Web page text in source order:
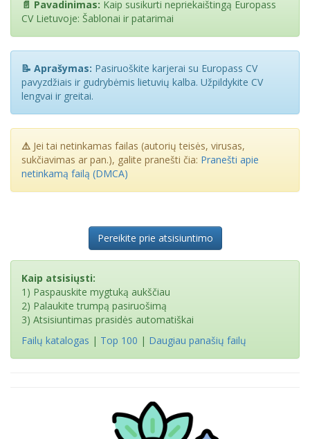
📄 Pavadinimas: Kaip susikurti nepriekaištingą Europass
CV Lietuvoje: Šablonai ir patarimai
📝 Aprašymas: Pasiruoškite karjerai su Europass CV
pavyzdžiais ir gudrybėmis lietuvių kalba. Užpildykite CV
lengvai ir greitai.
⚠️ Jei tai netinkamas failas (autorių teisės, virusas,
sukčiavimas ar pan.), galite pranešti čia: Pranešti apie
netinkamą failą (DMCA)
Pereikite prie atsisiuntimo
Kaip atsisiųsti:
1) Paspauskite mygtuką aukščiau
2) Palaukite trumpą pasiruošimą
3) Atsisiuntimas prasidės automatiškai
Failų katalogas | Top 100 | Daugiau panašių failų